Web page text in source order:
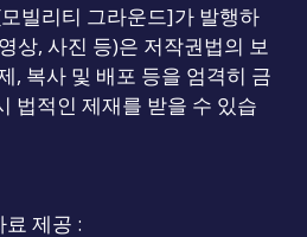
빌리티 그라운드]가 발행하
상, 사진 등)은 저작권법의 보
, 복사 및 배포 등을 엄격히 금
법적인 제재를 받을 수 있습
제공 :